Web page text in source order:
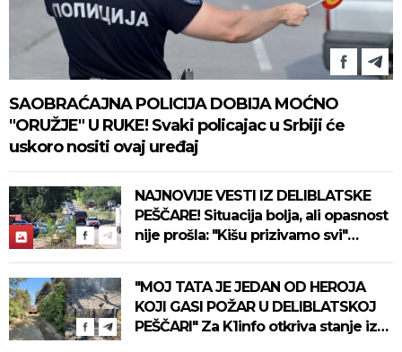
SAOBRAĆAJNA POLICIJA DOBIJA MOĆNO
"ORUŽJE" U RUKE! Svaki policajac u Srbiji će
uskoro nositi ovaj uređaj
NAJNOVIJE VESTI IZ DELIBLATSKE
PEŠČARE! Situacija bolja, ali opasnost
nije prošla: "Kišu prizivamo svi"
"MOJ TATA JE JEDAN OD HEROJA
KOJI GASI POŽAR U DELIBLATSKOJ
PEŠČARI" Za K1info otkriva stanje iza